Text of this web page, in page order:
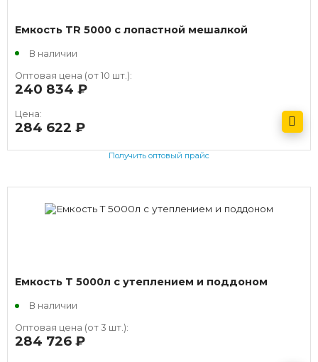
Емкость TR 5000 с лопастной мешалкой
В наличии
Оптовая цена (от 10 шт.):
240 834
Цена:
284 622
Получить оптовый прайс
Емкость T 5000л с утеплением и поддоном
В наличии
Оптовая цена (от 3 шт.):
284 726